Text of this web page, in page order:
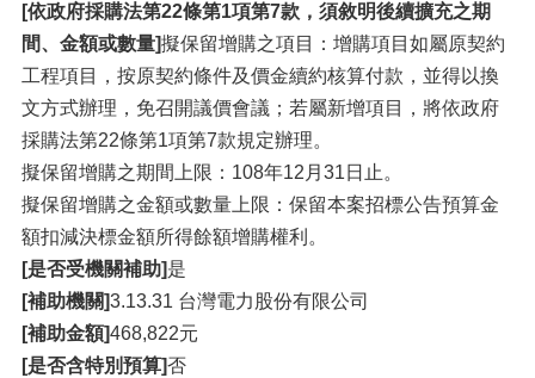
[依政府採購法第22條第1項第7款，須敘明後續擴充之期
間、金額或數量]擬保留增購之項目：增購項目如屬原契約
工程項目，按原契約條件及價金續約核算付款，並得以換
文方式辦理，免召開議價會議；若屬新增項目，將依政府
採購法第22條第1項第7款規定辦理。
擬保留增購之期間上限：108年12月31日止。
擬保留增購之金額或數量上限：保留本案招標公告預算金
額扣減決標金額所得餘額增購權利。
[是否受機關補助]是
[補助機關]3.13.31 台灣電力股份有限公司
[補助金額]468,822元
[是否含特別預算]否